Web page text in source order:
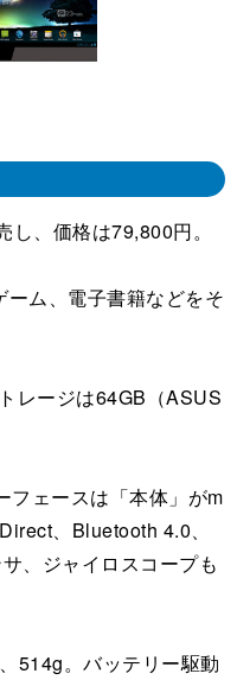
、価格は79,800円。
ム、電子書籍などをそ
レージは64GB（ASUS
ェースは「本体」がm
、Bluetooth 4.0、
、ジャイロスコープも
514g。バッテリー駆動